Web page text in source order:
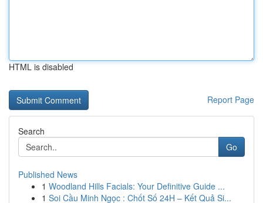
HTML is disabled
Report Page
Search
Go
Published News
1 Woodland Hills Facials: Your Definitive Guide ...
1 Soi Cầu Minh Ngọc : Chốt Số 24H – Kết Quả Si...